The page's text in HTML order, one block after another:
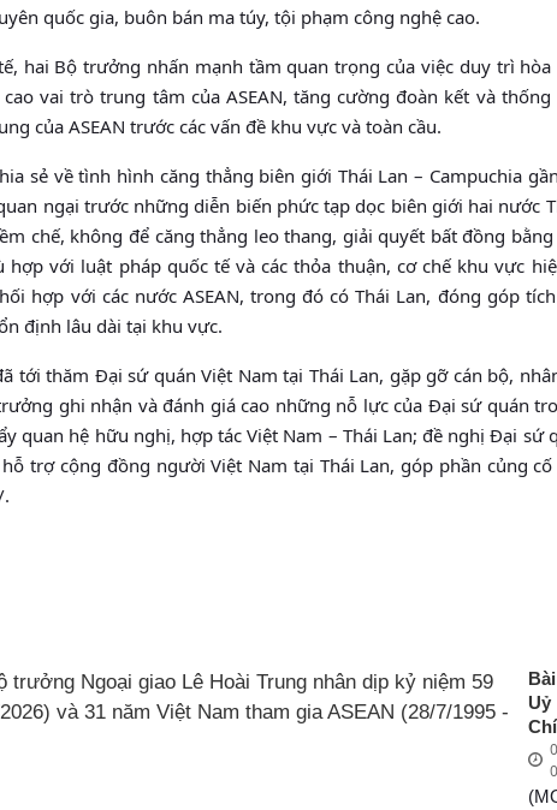
quốc gia, buôn bán ma túy, tội phạm công nghệ cao.
hai Bộ trưởng nhấn mạnh tầm quan trọng của việc duy trì
vai trò trung tâm của ASEAN, tăng cường đoàn kết và thống
của ASEAN trước các vấn đề khu vực và toàn cầu.
sẻ về tình hình căng thẳng biên giới Thái Lan – Campuchia
ngại trước những diễn biến phức tạp dọc biên giới hai nước
chế, không để căng thẳng leo thang, giải quyết bất đồng bằng
với luật pháp quốc tế và các thỏa thuận, cơ chế khu vực
hợp với các nước ASEAN, trong đó có Thái Lan, đóng góp
định lâu dài tại khu vực.
tới thăm Đại sứ quán Việt Nam tại Thái Lan, gặp gỡ cán bộ,
ghi nhận và đánh giá cao những nỗ lực của Đại sứ quán
quan hệ hữu nghị, hợp tác Việt Nam – Thái Lan; đề nghị Đại sứ
trợ cộng đồng người Việt Nam tại Thái Lan, góp phần củng